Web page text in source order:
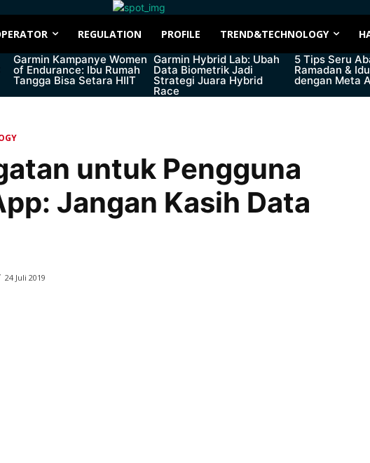
REGULATION PROFILE TREND&TECHNOLOGY
Garmin Kampanye Women
of Endurance: Ibu Rumah
Tangga Bisa Setara HIIT
Garmin Hybrid Lab: Ubah
Data Biometrik Jadi
Strategi Juara Hybrid
Race
5 Tips Seru
Ramadan &
dengan Meta
untuk Pengguna
Jangan Kasih Data
24 Juli 2019